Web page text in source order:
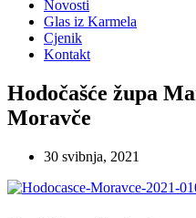
Novosti
Glas iz Karmela
Cjenik
Kontakt
Hodočašće župa
Moravče
30 svibnja, 2021